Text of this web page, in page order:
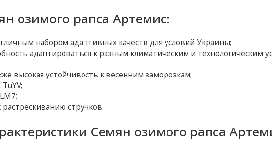
озимого рапса Артемис:
набором адаптивных качеств для условий Украины;
адаптироваться к разным климатическим и технологическим
высокая устойчивость к весенним заморозкам;
растрескиванию стручков.
Семян озимого рапса